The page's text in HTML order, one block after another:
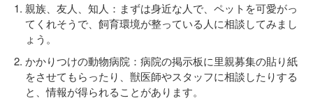
親族、友人、知人：まずは身近な人で、ペットを可愛がっ
てくれそうで、飼育環境が整っている人に相談してみまし
ょう。
かかりつけの動物病院：病院の掲示板に里親募集の貼り紙
をさせてもらったり、獣医師やスタッフに相談したりする
と、情報が得られることがあります。